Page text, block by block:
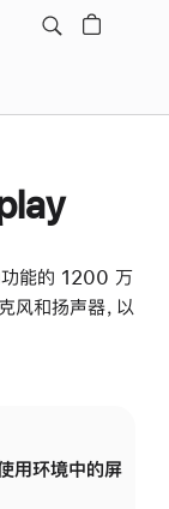
功能的 1200 万
和扬声器，以
用环境中的屏